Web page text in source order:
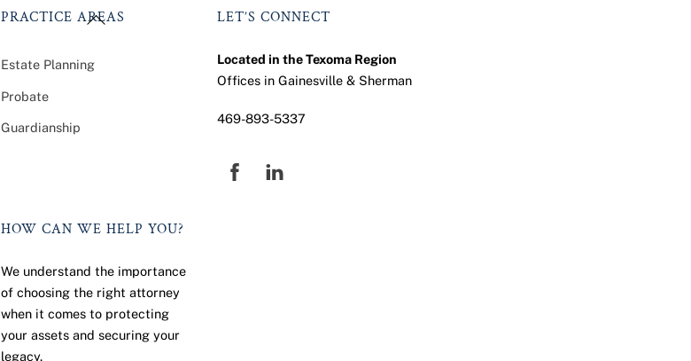
Back
PRACTICE AREAS
Estate Planning
Probate
Guardianship
LET’S CONNECT
Located in the Texoma Region
Offices in Gainesville & Sherman
469-893-5337
HOW CAN WE HELP YOU?
We understand the importance
of choosing the right attorney
when it comes to protecting
your assets and securing your
legacy.